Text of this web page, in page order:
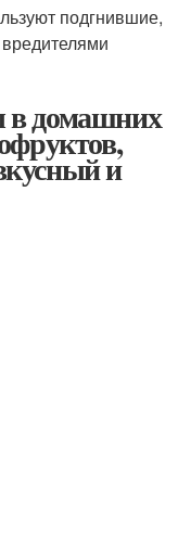
подгнившие,
в домашних
и